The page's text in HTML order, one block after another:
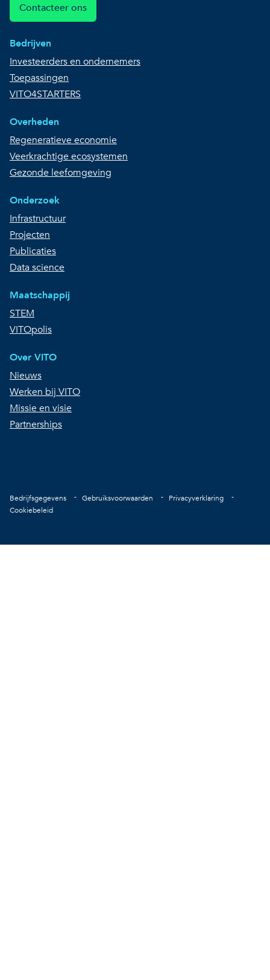
Contacteer ons
Bedrijven
Investeerders en ondernemers
Toepassingen
VITO4STARTERS
Overheden
Regeneratieve economie
Veerkrachtige ecosystemen
Gezonde leefomgeving
Onderzoek
Infrastructuur
Projecten
Publicaties
Data science
Maatschappij
STEM
VITOpolis
Over VITO
Nieuws
Werken bij VITO
Missie en visie
Partnerships
Voet
Bedrijfsgegevens Gebruiksvoorwaarden
Privacyverklaring
Cookiebeleid